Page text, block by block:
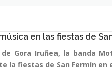
en las fiestas de
Gora Iruñea, la banda
la fiestas de San Fermín en